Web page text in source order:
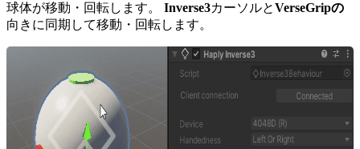
球体が移動・回転します。 Inverse3カーソルとVerseGripの
向きに同期して移動・回転します。